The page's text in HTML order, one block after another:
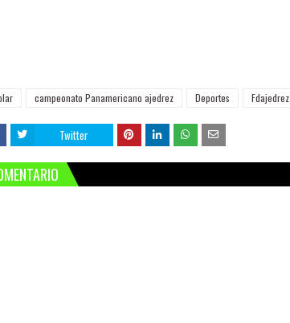
campeonato Panamericano ajedrez Deportes Fdajedrez
Twitter